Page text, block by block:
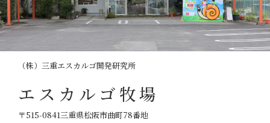
（株）三重エスカルゴ開発研究所
エスカルゴ牧場
〒515-0841三重県松阪市曲町78番地